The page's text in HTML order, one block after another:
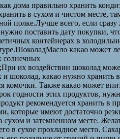
дома правильно хранить
в сухом и чистом месте,
полке.Лучше всего, если
поставить дату покупки,
контейнерах в
какао может
солнечных
их воздействии шоколад
и шоколад, какао нужно хранить
комочки. Также какао может
годности этих продуктов,
рекомендуется хранить в
которые имеют достаточно
и затемненном месте.
в сухое прохладное место.